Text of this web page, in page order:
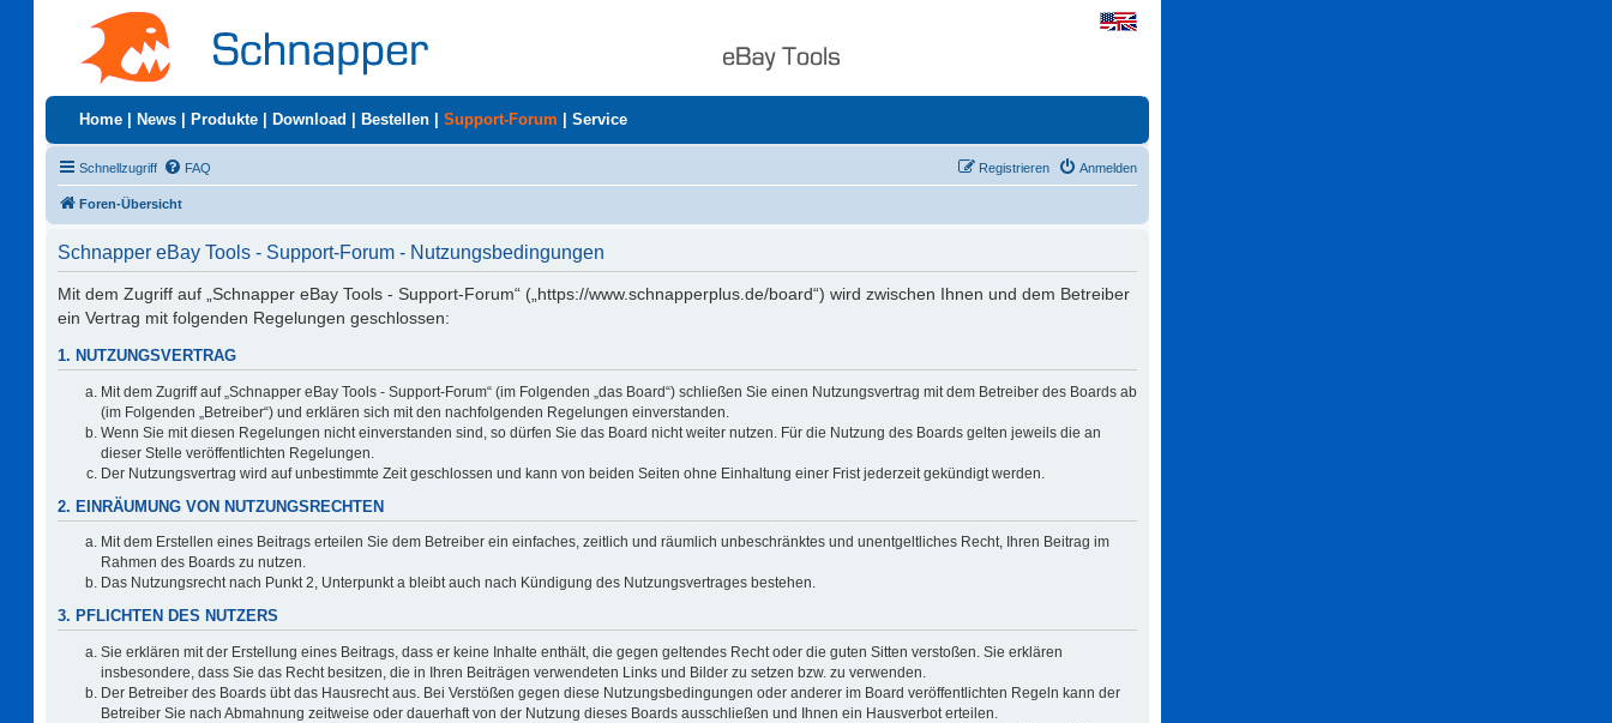
Home News Produkte Download Bestellen Support-Forum Service
Schnellzugriff FAQ Anmelden
Registrieren
Foren-Übersicht
Schnapper eBay Tools - Support-Forum - Nutzungsbedingungen
Mit dem Zugriff auf „Schnapper eBay Tools - Support-Forum“ („https://www.schnapperplus.de/board“) wird zwischen Ihnen und dem Betreiber
ein Vertrag mit folgenden Regelungen geschlossen:
1. NUTZUNGSVERTRAG
Mit dem Zugriff auf „Schnapper eBay Tools - Support-Forum“ (im Folgenden „das Board“) schließen Sie einen Nutzungsvertrag mit dem Betreiber des Boards ab
(im Folgenden „Betreiber“) und erklären sich mit den nachfolgenden Regelungen einverstanden.
Wenn Sie mit diesen Regelungen nicht einverstanden sind, so dürfen Sie das Board nicht weiter nutzen. Für die Nutzung des Boards gelten jeweils die an
dieser Stelle veröffentlichten Regelungen.
Der Nutzungsvertrag wird auf unbestimmte Zeit geschlossen und kann von beiden Seiten ohne Einhaltung einer Frist jederzeit gekündigt werden.
2. EINRÄUMUNG VON NUTZUNGSRECHTEN
Mit dem Erstellen eines Beitrags erteilen Sie dem Betreiber ein einfaches, zeitlich und räumlich unbeschränktes und unentgeltliches Recht, Ihren Beitrag im
Rahmen des Boards zu nutzen.
Das Nutzungsrecht nach Punkt 2, Unterpunkt a bleibt auch nach Kündigung des Nutzungsvertrages bestehen.
3. PFLICHTEN DES NUTZERS
Sie erklären mit der Erstellung eines Beitrags, dass er keine Inhalte enthält, die gegen geltendes Recht oder die guten Sitten verstoßen. Sie erklären
insbesondere, dass Sie das Recht besitzen, die in Ihren Beiträgen verwendeten Links und Bilder zu setzen bzw. zu verwenden.
Der Betreiber des Boards übt das Hausrecht aus. Bei Verstößen gegen diese Nutzungsbedingungen oder anderer im Board veröffentlichten Regeln kann der
Betreiber Sie nach Abmahnung zeitweise oder dauerhaft von der Nutzung dieses Boards ausschließen und Ihnen ein Hausverbot erteilen.